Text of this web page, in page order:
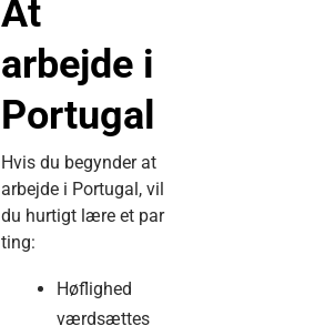
At
arbejde i
Portugal
Hvis du begynder at
arbejde i Portugal, vil
du hurtigt lære et par
ting:
Høflighed
værdsættes